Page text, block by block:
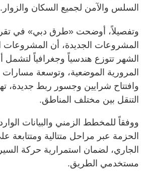
السلس والآمن لجميع السكان والزوار.
وتفصيلاً، أوضحت «طرق دبي» في
المشروعات الجديدة، أن المشروعات
الشهر تتوزع هندسياً وجغرافياً لتشمل
المرورية الموضعية، وتوسعة مسارات
وافتتاح شرايين وجسور ربط جديدة،
التنقل بين مختلف المناطق.
ووفقاً للمخطط الزمني والبيانات
الحزمة عبر مراحل متتالية ومتتابعة
الجاري، لضمان استمرارية حركة
مستخدمي الطريق.